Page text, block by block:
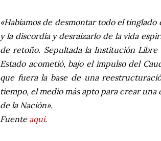
«Habíamos de desmontar todo el
y la discordia y desraizarlo de la vida
de retoño. Sepultada la Institución
Estado acometió, bajo el impulso del
que fuera la base de una
tiempo, el medio más apto para crear
de la Nación».
Fuente aquí.